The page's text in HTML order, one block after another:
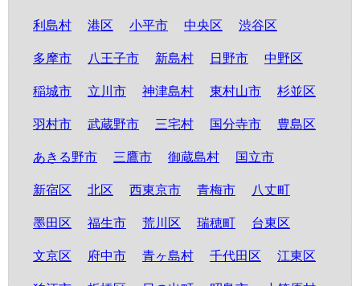
利島村 港区 小平市 中央区 渋谷区
多摩市 八王子市 新島村 日野市 中野区
稲城市 立川市 神津島村 東村山市 杉並区
羽村市 武蔵野市 三宅村 国分寺市 豊島区
あきる野市 三鷹市 御蔵島村 国立市
新宿区 北区 西東京市 青梅市 八丈町
墨田区 福生市 荒川区 瑞穂町 台東区
文京区 府中市 青ヶ島村 千代田区 江東区